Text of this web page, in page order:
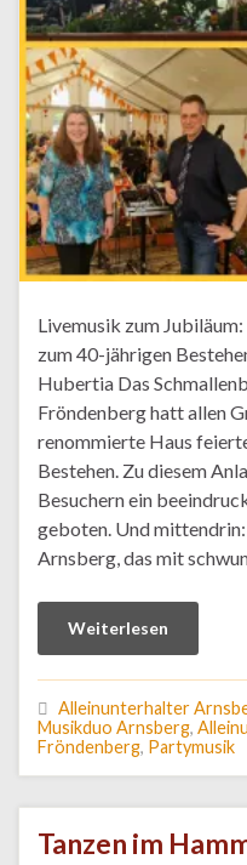
Livemusik zum
zum 40-jährigen
Hubertia Das
Fröndenberg hatt allen
renommierte Haus
Bestehen. Zu diesem
Besuchern ein
geboten. Und
Arnsberg, das mit
Weiterlesen
Alleinunterhalter
Musikduo Arnsberg,
Fröndenberg, Partymusik
Tanzen im